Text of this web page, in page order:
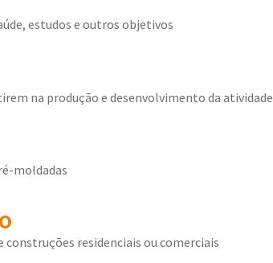
estudos e outros objetivos
na produção e desenvolvimento da atividade
moldadas
residenciais ou comerciais